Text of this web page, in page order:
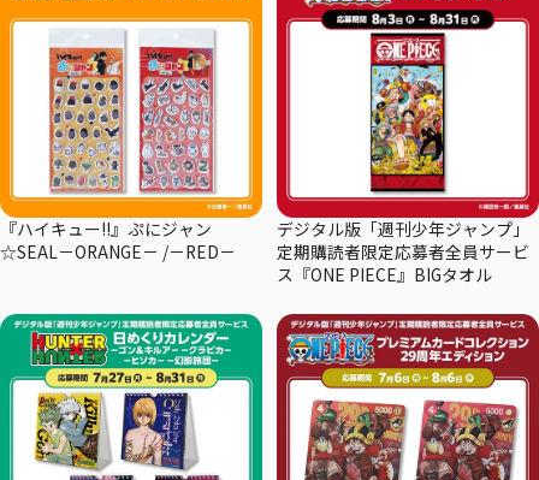
『ハイキュー!!』ぷにジャン
☆SEAL－ORANGE－ /－RED－
デジタル版「週刊少年ジャンプ」
定期購読者限定応募者全員サービ
ス『ONE PIECE』BIGタオル